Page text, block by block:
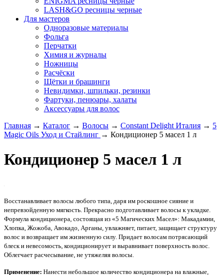
LASH&GO ресницы черные
Для мастеров
Одноразовые материалы
Фольга
Перчатки
Химия и журналы
Ножницы
Расчёски
Щётки и брашинги
Невидимки, шпильки, резинки
Фартуки, пенюары, халаты
Аксессуары для волос
Главная → Каталог → Волосы → Constant Delight Италия → 5
Magic Oils Уход и Стайлинг → Кондиционер 5 масел 1 л
Кондиционер 5 масел 1 л
Восстанавливает волосы любого типа, даря им роскошное сияние и
непревзойденную мягкость. Прекрасно подготавливает волосы к укладке.
Формула кондиционера, состоящая из «5 Магических Масел»: Макадамии,
Хлопка, Жожоба, Авокадо, Арганы, увлажняет, питает, защищает структуру
волос и возвращает им жизненную силу. Придает волосам потрясающий
блеск и невесомость, кондиционирует и выравнивает поверхность волос.
Облегчает расчесывание, не утяжеляя волосы.
Применение: Нанести небольшое количество кондиционера на влажные,